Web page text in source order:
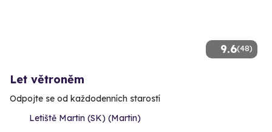
9.6(48)
Let větroněm
Odpojte se od každodenních starostí
Letiště Martin (SK) (Martin)